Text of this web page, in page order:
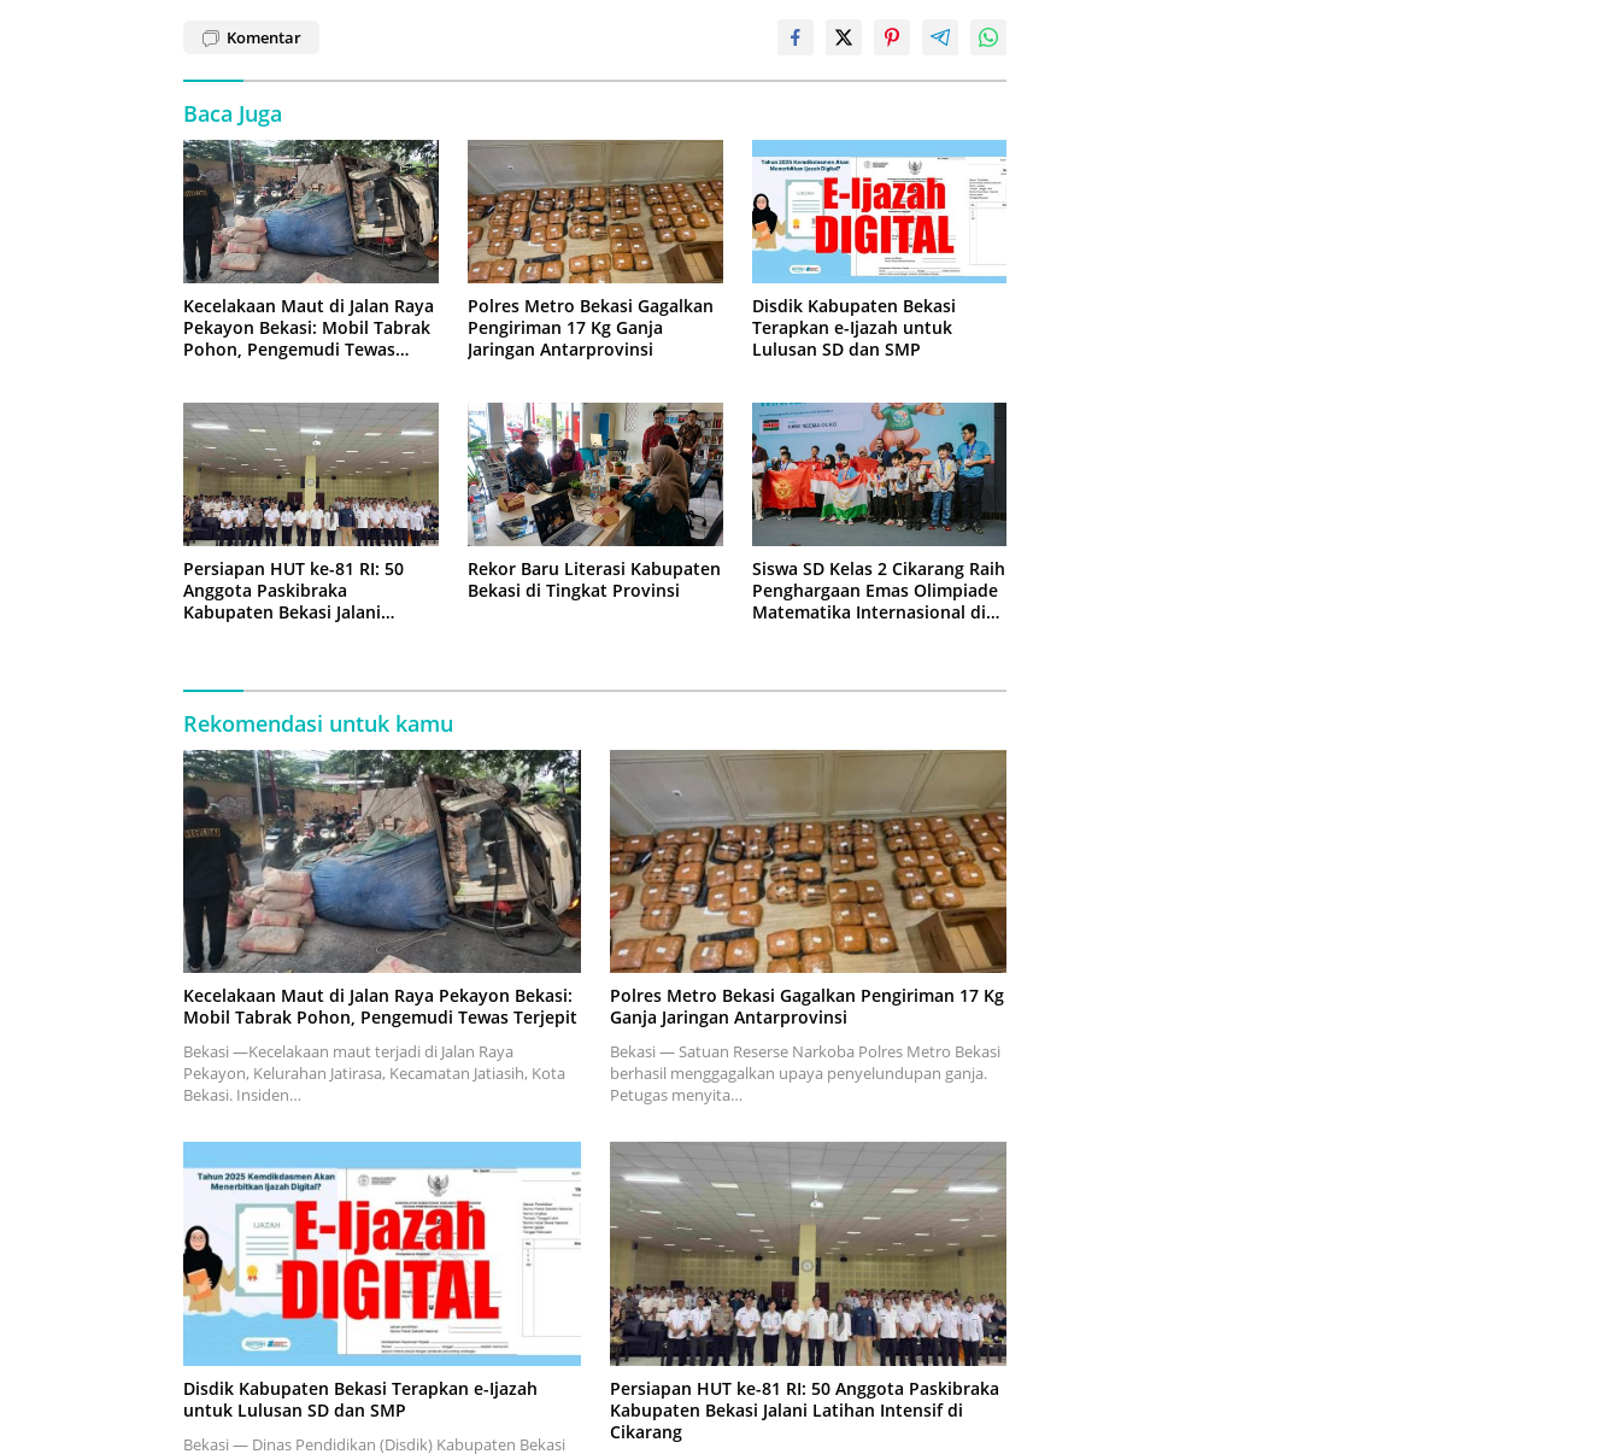
Komentar
Baca Juga
Kecelakaan Maut di Jalan Raya
Pekayon Bekasi: Mobil Tabrak
Pohon, Pengemudi Tewas
Polres Metro Bekasi Gagalkan
Pengiriman 17 Kg Ganja
Jaringan Antarprovinsi
Disdik Kabupaten Bekasi
Terapkan e-Ijazah untuk
Lulusan SD dan SMP
Persiapan HUT ke-81 RI: 50
Anggota Paskibraka
Kabupaten Bekasi Jalani
Rekor Baru Literasi Kabupaten
Bekasi di Tingkat Provinsi
Siswa SD Kelas 2 Cikarang Raih
Penghargaan Emas Olimpiade
Matematika Internasional di
Rekomendasi untuk kamu
Kecelakaan Maut di Jalan Raya Pekayon Bekasi:
Mobil Tabrak Pohon, Pengemudi Tewas Terjepit
Bekasi —Kecelakaan maut terjadi di Jalan Raya
Pekayon, Kelurahan Jatirasa, Kecamatan Jatiasih, Kota
Bekasi. Insiden…
Polres Metro Bekasi Gagalkan Pengiriman 17 Kg
Ganja Jaringan Antarprovinsi
Bekasi — Satuan Reserse Narkoba Polres Metro Bekasi
berhasil menggagalkan upaya penyelundupan ganja.
Petugas menyita…
Disdik Kabupaten Bekasi Terapkan e-Ijazah
untuk Lulusan SD dan SMP
Bekasi — Dinas Pendidikan (Disdik) Kabupaten Bekasi
Persiapan HUT ke-81 RI: 50 Anggota Paskibraka
Kabupaten Bekasi Jalani Latihan Intensif di
Cikarang